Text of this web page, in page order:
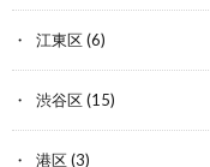
江東区(6)
渋谷区(15)
港区(3)